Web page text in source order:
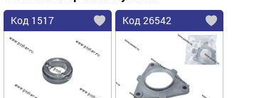
Код 1517 Код 26542